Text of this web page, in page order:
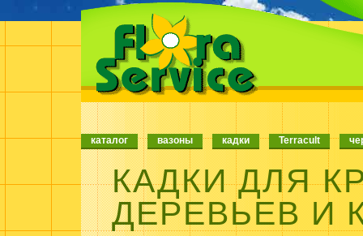
каталог вазоны кадки Terracult
КАДКИ ДЛЯ
ДЕРЕВЬЕВ И